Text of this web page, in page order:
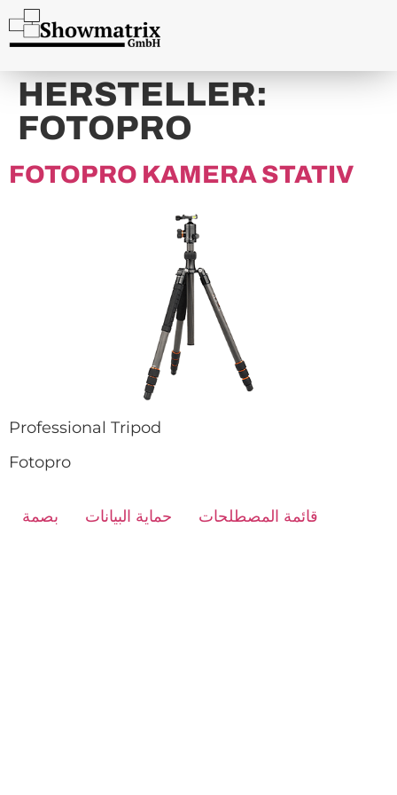
content
HERSTELLER:
FOTOPRO
FOTOPRO KAMERA STATIV
Professional Tripod
Fotopro
بصمة حماية البيانات قائمة المصطلحات